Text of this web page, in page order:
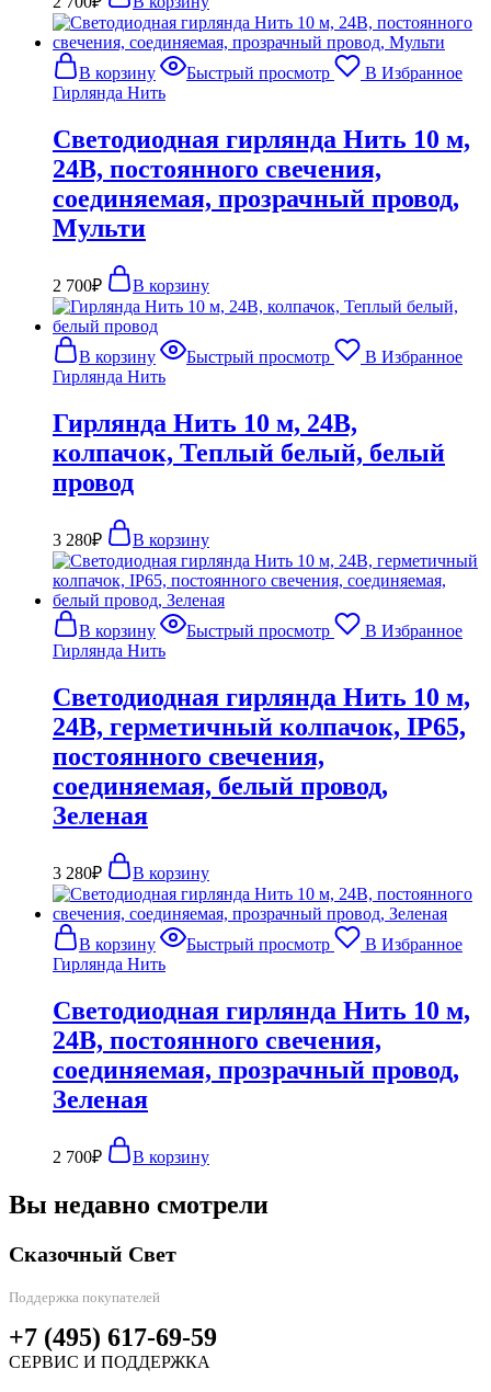
В корзину Быстрый просмотр
В Избранное
Гирлянда Нить
Светодиодная гирлянда Нить 10 м,
24В, постоянного свечения,
соединяемая, прозрачный провод,
Мульти
2 700₽ В корзину
В корзину Быстрый просмотр
В Избранное
Гирлянда Нить
Гирлянда Нить 10 м, 24В,
колпачок, Теплый белый, белый
провод
3 280₽ В корзину
В корзину Быстрый просмотр
В Избранное
Гирлянда Нить
Светодиодная гирлянда Нить 10 м,
24В, герметичный колпачок, IP65,
постоянного свечения,
соединяемая, белый провод,
Зеленая
3 280₽ В корзину
В корзину Быстрый просмотр
В Избранное
Гирлянда Нить
Светодиодная гирлянда Нить 10 м,
24В, постоянного свечения,
соединяемая, прозрачный провод,
Зеленая
2 700₽ В корзину
Вы недавно смотрели
Сказочный Свет
Поддержка покупателей
+7 (495) 617-69-59
СЕРВИС И ПОДДЕРЖКА